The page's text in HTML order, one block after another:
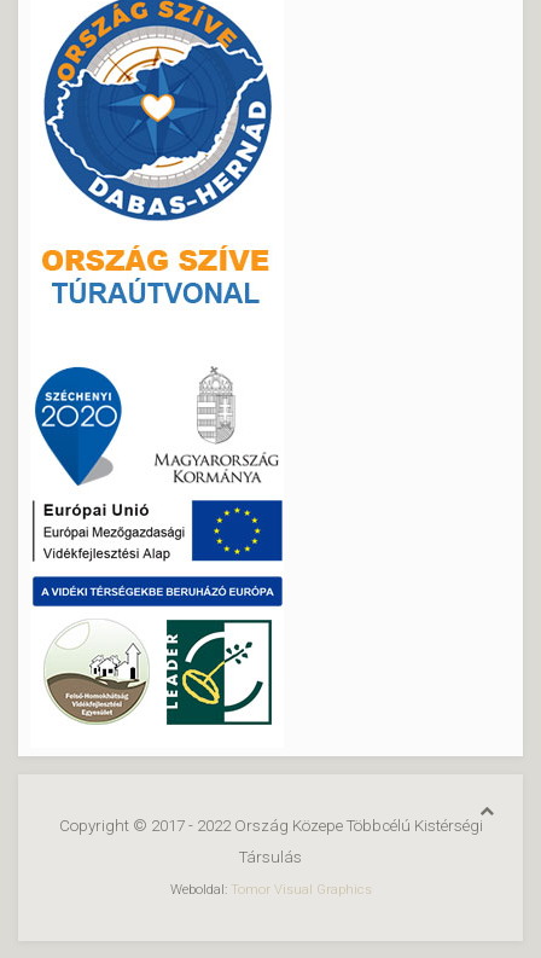
Copyright © 2017 - 2022 Ország Közepe Többcélú Kistérségi
Társulás
Weboldal: Tomor Visual Graphics